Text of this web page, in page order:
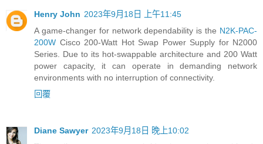
Henry John 2023年9月18日 上午11:45
A game-changer for network dependability is the N2K-PAC-
200W Cisco 200-Watt Hot Swap Power Supply for N2000
Series. Due to its hot-swappable architecture and 200 Watt
power capacity, it can operate in demanding network
environments with no interruption of connectivity.
回覆
Diane Sawyer 2023年9月18日 晚上10:02